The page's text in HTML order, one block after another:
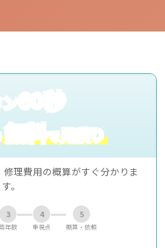
60秒
無料で見積り
理費用の概算がすぐ分かりま
す。
3
年数
4
重視点
5
概算・依頼